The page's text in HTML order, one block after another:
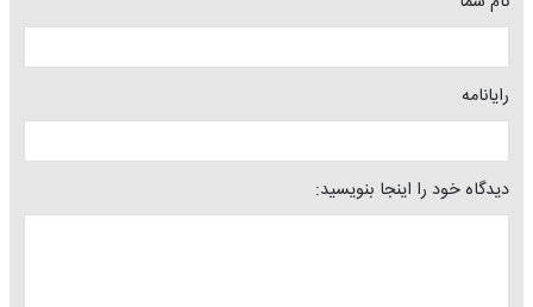
رایانامه
دیدگاه خود را اینجا بنویسید: